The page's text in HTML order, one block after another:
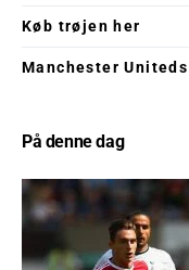
Køb trøjen her
Manchester
På denne dag